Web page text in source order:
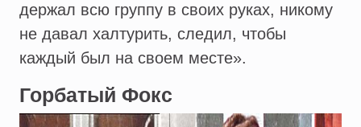
держал всю группу в своих руках, никому
не давал халтурить, следил, чтобы
каждый был на своем месте».
Горбатый Фокс